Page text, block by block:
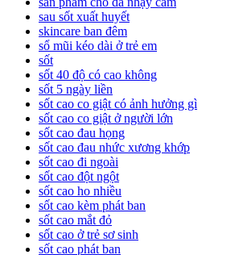
sau sốt xuất huyết
skincare ban đêm
sổ mũi kéo dài ở trẻ em
sốt
sốt 40 độ có cao không
sốt 5 ngày liền
sốt cao co giật có ảnh hưởng gì
sốt cao co giật ở người lớn
sốt cao đau họng
sốt cao đau nhức xương khớp
sốt cao đi ngoài
sốt cao đột ngột
sốt cao ho nhiều
sốt cao kèm phát ban
sốt cao mắt đỏ
sốt cao ở trẻ sơ sinh
sốt cao phát ban